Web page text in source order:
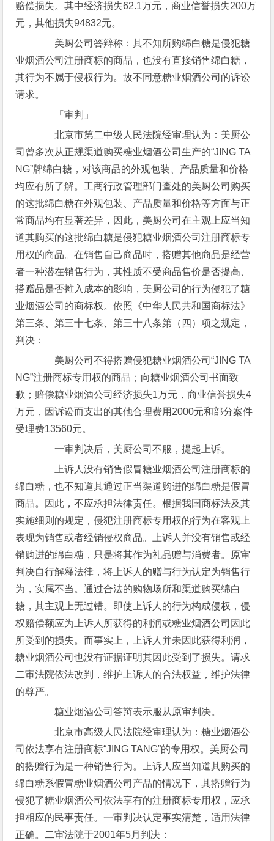
赔偿损失。其中经济损失62.1万元，商业信誉损失200万
元，其他损失94832元。
美厨公司答辩称：其不知所购绵白糖是侵犯糖
业烟酒公司注册商标的商品，也没有直接销售绵白糖，
其行为不属于侵权行为。故不同意糖业烟酒公司的诉讼
请求。
「审判」
北京市第二中级人民法院经审理认为：美厨公
司曾多次从正规渠道购买糖业烟酒公司生产的“JING TA
NG”牌绵白糖，对该商品的外观包装、产品质量和价格
均应有所了解。工商行政管理部门查处的美厨公司购买
的这批绵白糖在外观包装、产品质量和价格等方面与正
常商品均有显著差异，因此，美厨公司在主观上应当知
道其购买的这批绵白糖是侵犯糖业烟酒公司注册商标专
用权的商品。在销售自己商品时，搭赠其他商品是经营
者一种潜在销售行为，其性质不受商品售价是否提高、
搭赠品是否摊入成本的影响，美厨公司的行为侵犯了糖
业烟酒公司的商标权。依照《中华人民共和国商标法》
第三条、第三十七条、第三十八条第（四）项之规定，
判决：
美厨公司不得搭赠侵犯糖业烟酒公司“JING TA
NG”注册商标专用权的商品；向糖业烟酒公司书面致
歉；赔偿糖业烟酒公司经济损失1万元，商业信誉损失4
万元，因诉讼而支出的其他合理费用2000元和部分案件
受理费13560元。
一审判决后，美厨公司不服，提起上诉。
上诉人没有销售假冒糖业烟酒公司注册商标的
绵白糖，也不知道其通过正当渠道购进的绵白糖是假冒
商品。因此，不应承担法律责任。根据我国商标法及其
实施细则的规定，侵犯注册商标专用权的行为在客观上
表现为销售或者经销侵权商品。上诉人并没有销售或经
销购进的绵白糖，只是将其作为礼品赠与消费者。原审
判决自行解释法律，将上诉人的赠与行为认定为销售行
为，实属不当。通过合法的购物场所和渠道购买绵白
糖，其主观上无过错。即使上诉人的行为构成侵权，侵
权赔偿额应为上诉人所获得的利润或糖业烟酒公司因此
所受到的损失。而事实上，上诉人并未因此获得利润，
糖业烟酒公司也没有证据证明其因此受到了损失。请求
二审法院依法改判，维护上诉人的合法权益，维护法律
的尊严。
糖业烟酒公司答辩表示服从原审判决。
北京市高级人民法院经审理认为：糖业烟酒公
司依法享有注册商标“JING TANG”的专用权。美厨公司
的搭赠行为是一种销售行为。上诉人应当知道其购买的
绵白糖系假冒糖业烟酒公司产品的情况下，其搭赠行为
侵犯了糖业烟酒公司依法享有的注册商标专用权，应承
担相应的民事责任。一审判决认定事实清楚，适用法律
正确。二审法院于2001年5月判决：